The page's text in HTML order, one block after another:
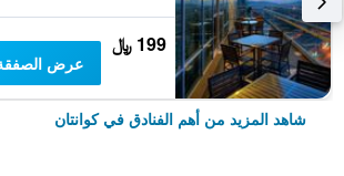
199 ﷼
عرض
شاهد المزيد من أهم الفنادق في كوانتان